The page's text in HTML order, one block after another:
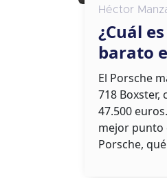
Héctor
¿Cuál
barato
El Porsche
718 Boxster,
47.500
mejor punto
Porsche,